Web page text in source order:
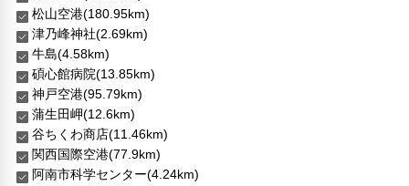
松山空港(180.95km)
津乃峰神社(2.69km)
牛島(4.58km)
碩心館病院(13.85km)
神戸空港(95.79km)
蒲生田岬(12.6km)
谷ちくわ商店(11.46km)
関西国際空港(77.9km)
阿南市科学センター(4.24km)